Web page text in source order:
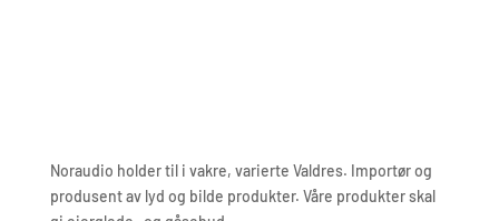
Noraudio holder til i vakre, varierte Valdres. Importør og
produsent av lyd og bilde produkter. Våre produkter skal